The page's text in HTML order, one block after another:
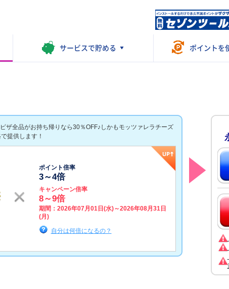
サービスで貯める ポイントを
ザ全品がお持ち帰りなら30％OFF♪しかもモッツァレラチーズ
提供します！
ポイント倍率
3～4倍
キャンペーン倍率
8～9倍
期間： 2026年07月01日(水)～2026年08月31日
(月)
自分は何倍になるの？